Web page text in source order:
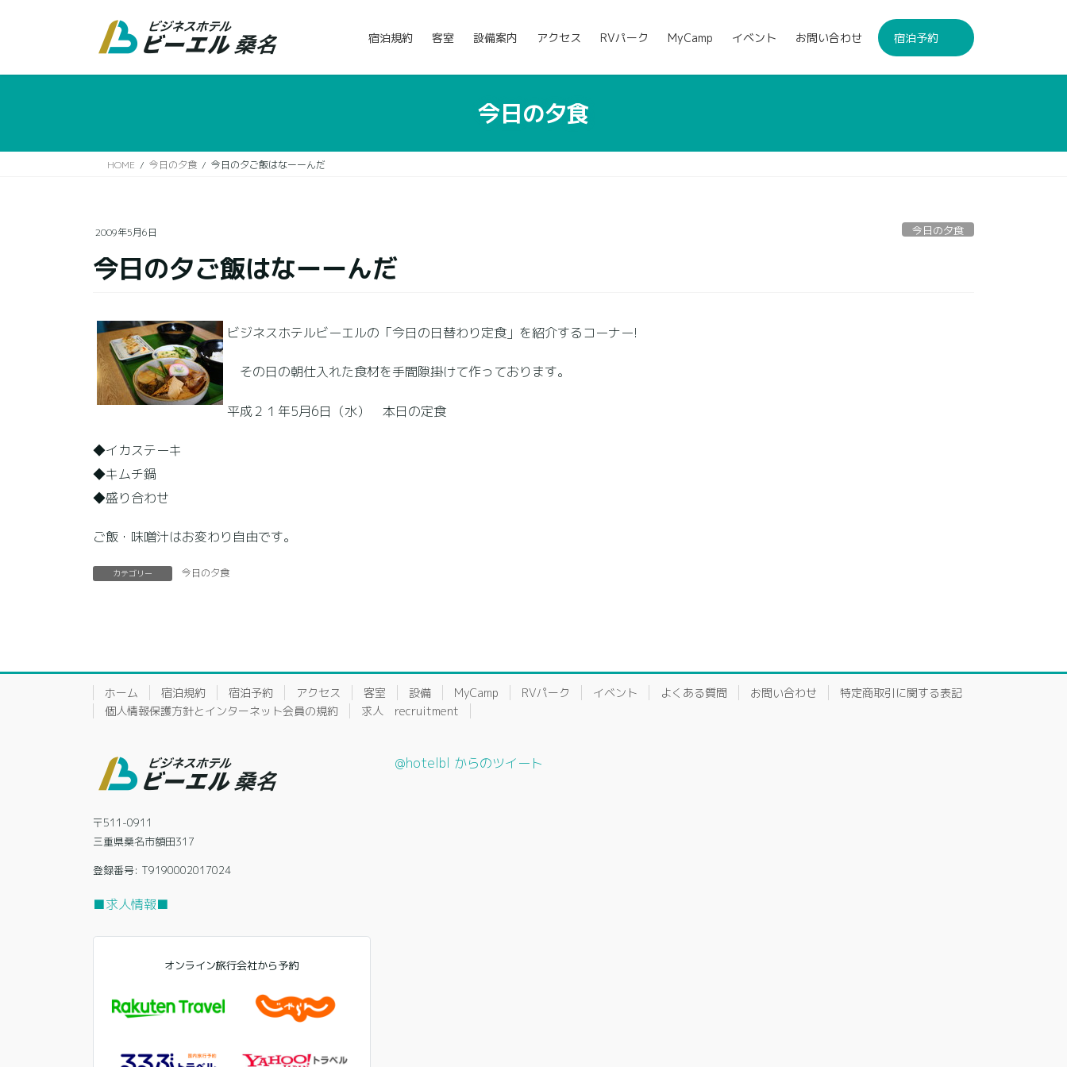
宿泊規約 客室 設備案内 アクセス RVパーク MyCamp イベント お問い合わせ 宿泊予約
今日の夕食
HOME 今日の夕食 今日の夕ご飯はなーーんだ
2009年5月6日 今日の夕食
今日の夕ご飯はなーーんだ
ビジネスホテルビーエルの「今日の日替わり定食」を紹介するコーナー!
その日の朝仕入れた食材を手間隙掛けて作っております。
平成２１年5月6日（水） 本日の定食
◆イカステーキ
◆キムチ鍋
◆盛り合わせ
ご飯・味噌汁はお変わり自由です。
カテゴリー 今日の夕食
ホーム 宿泊規約 宿泊予約 アクセス 客室 設備 MyCamp RVパーク イベント よくある質問 お問い合わせ
特定商取引に関する表記
個人情報保護方針とインターネット会員の規約
求人 recruitment
〒511-0911
三重県桑名市額田317
登録番号: T9190002017024
■求人情報■
オンライン旅行会社から予約
@hotelbl からのツイート